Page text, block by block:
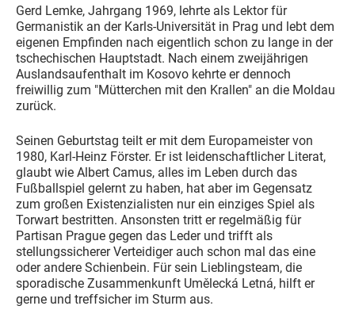
Gerd Lemke, Jahrgang 1969, lehrte als Lektor für
Germanistik an der Karls-Universität in Prag und lebt dem
eigenen Empfinden nach eigentlich schon zu lange in der
tschechischen Hauptstadt. Nach einem zweijährigen
Auslandsaufenthalt im Kosovo kehrte er dennoch
freiwillig zum "Mütterchen mit den Krallen" an die Moldau
zurück.
Seinen Geburtstag teilt er mit dem Europameister von
1980, Karl-Heinz Förster. Er ist leidenschaftlicher Literat,
glaubt wie Albert Camus, alles im Leben durch das
Fußballspiel gelernt zu haben, hat aber im Gegensatz
zum großen Existenzialisten nur ein einziges Spiel als
Torwart bestritten. Ansonsten tritt er regelmäßig für
Partisan Prague gegen das Leder und trifft als
stellungssicherer Verteidiger auch schon mal das eine
oder andere Schienbein. Für sein Lieblingsteam, die
sporadische Zusammenkunft Umělecká Letná, hilft er
gerne und treffsicher im Sturm aus.